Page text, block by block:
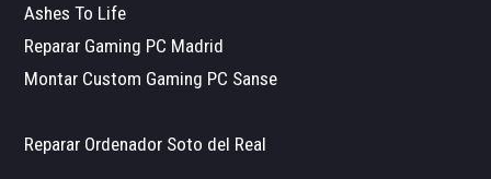
Ashes To Life
Reparar Gaming PC Madrid
Montar Custom Gaming PC Sanse
Reparar Ordenador Soto del Real